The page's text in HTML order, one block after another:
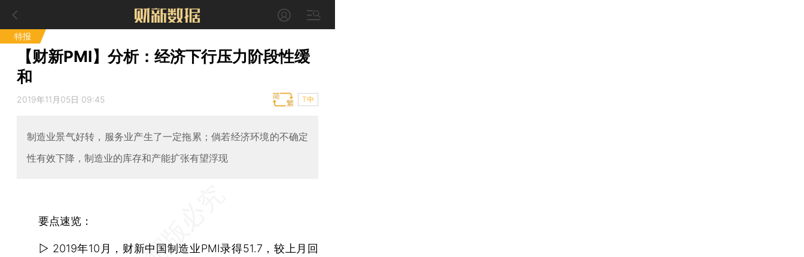
特报
【财新PMI】分析：经济下行压力阶段性缓
和
2019年11月05日 09:45 T中
制造业景气好转，服务业产生了一定拖累；倘若经济环境的不确定
性有效下降，制造业的库存和产能扩张有望浮现
要点速览：
▷ 2019年10月，财新中国制造业PMI录得51.7，较上月回